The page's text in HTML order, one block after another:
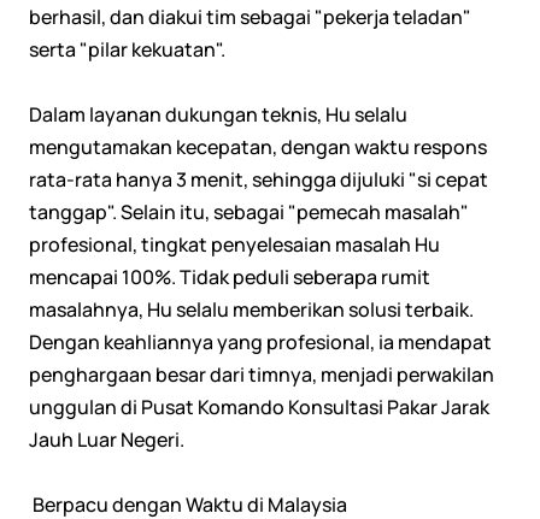
berhasil, dan diakui tim sebagai "pekerja teladan"
serta "pilar kekuatan".
Dalam layanan dukungan teknis, Hu selalu
mengutamakan kecepatan, dengan waktu respons
rata-rata hanya 3 menit, sehingga dijuluki "si cepat
tanggap". Selain itu, sebagai "pemecah masalah"
profesional, tingkat penyelesaian masalah Hu
mencapai 100%. Tidak peduli seberapa rumit
masalahnya, Hu selalu memberikan solusi terbaik.
Dengan keahliannya yang profesional, ia mendapat
penghargaan besar dari timnya, menjadi perwakilan
unggulan di Pusat Komando Konsultasi Pakar Jarak
Jauh Luar Negeri.
Berpacu dengan Waktu di Malaysia